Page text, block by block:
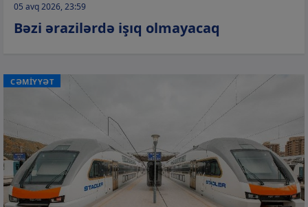
05 avq 2026, 23:59
Bəzi ərazilərdə işıq olmayacaq
CƏMİYYƏT